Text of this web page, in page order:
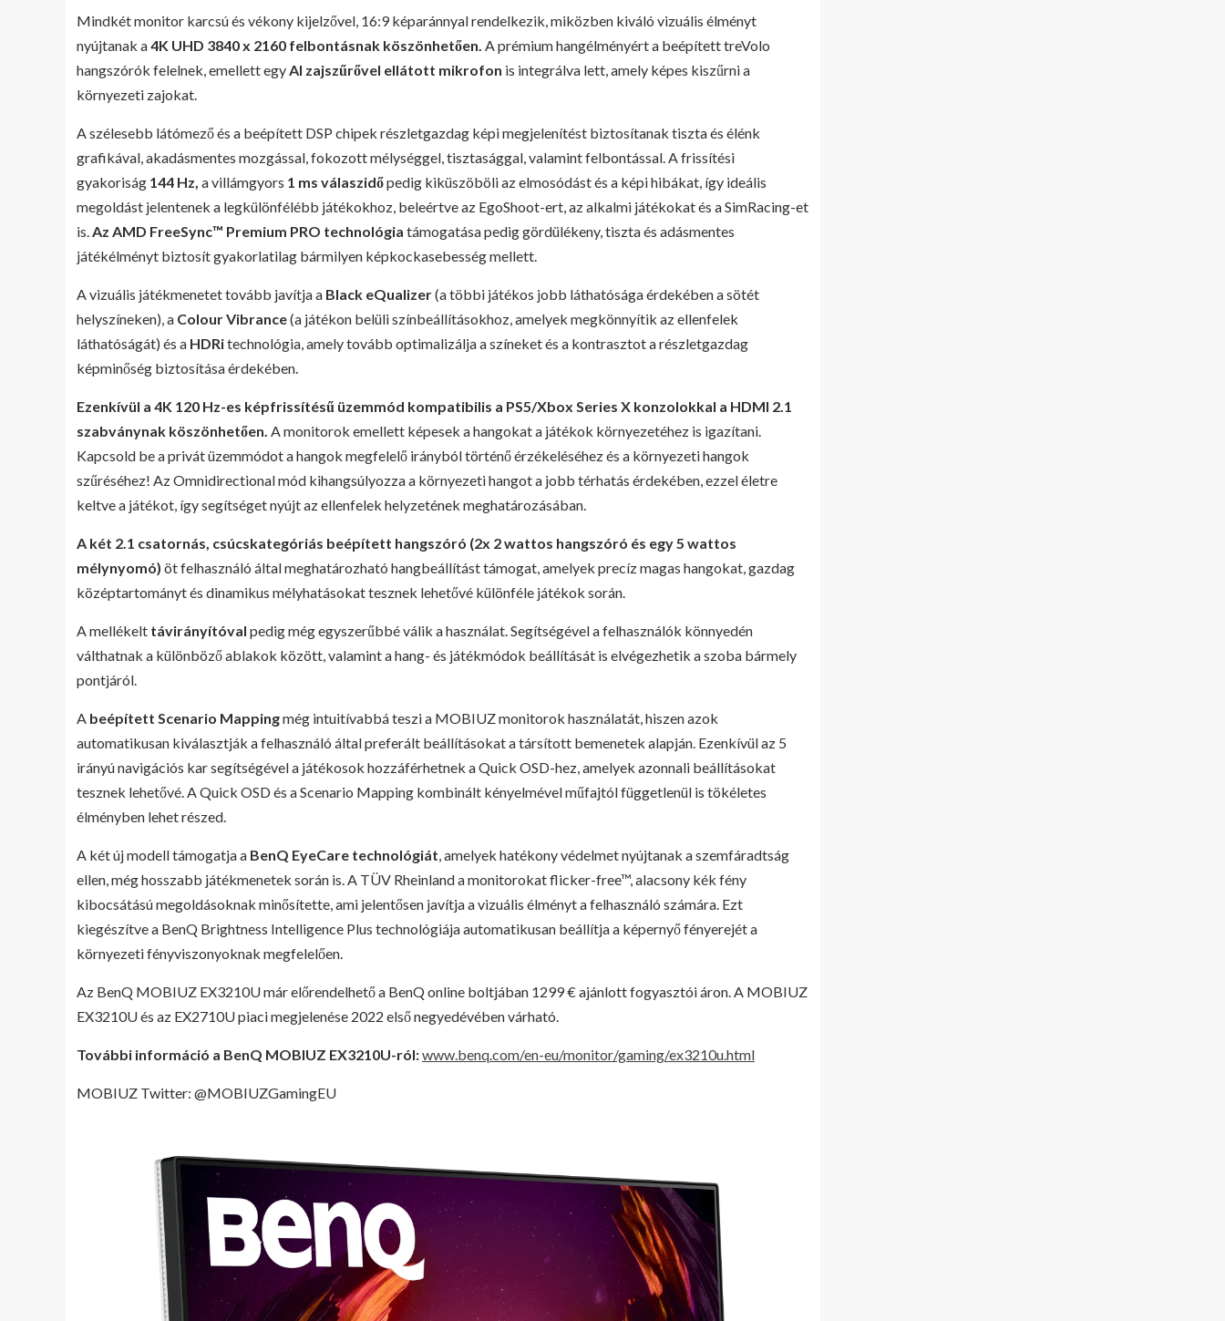
Mindkét monitor karcsú és vékony kijelzővel, 16:9 képaránnyal rendelkezik, miközben kiváló vizuális élményt
nyújtanak a4K UHD 3840 x 2160 felbontásnak köszönhetően. A prémium hangélményért a beépített treVolo
hangszórók felelnek, emellett egyAI zajszűrővel ellátott mikrofon is integrálva lett, amely képes kiszűrni a
környezeti zajokat.
A szélesebb látómező és a beépített DSP chipek részletgazdag képi megjelenítést biztosítanak tiszta és élénk
grafikával, akadásmentes mozgással, fokozott mélységgel, tisztasággal, valamint felbontással. A frissítési
gyakoriság 144 Hz, a villámgyors 1 ms válaszidőpedig kiküszöböli az elmosódást és a képi hibákat, így ideális
megoldást jelentenek a legkülönfélébb játékokhoz, beleértve az EgoShoot-ert, az alkalmi játékokat és a SimRacing-et
is.Az AMD FreeSync™ Premium PRO technológia támogatása pedig gördülékeny, tiszta és adásmentes
játékélményt biztosít gyakorlatilag bármilyen képkockasebesség mellett.
A vizuális játékmenetet tovább javítja a Black eQualizer(a többi játékos jobb láthatósága érdekében a sötét
helyszíneken), a Colour Vibrance(a játékon belüli színbeállításokhoz, amelyek megkönnyítik az ellenfelek
láthatóságát) és a HDRitechnológia, amely tovább optimalizálja a színeket és a kontrasztot a részletgazdag
képminőség biztosítása érdekében.
Ezenkívül a 4K 120 Hz-es képfrissítésű üzemmód kompatibilis a PS5/Xbox Series X konzolokkal a HDMI 2.1
szabványnak köszönhetően. A monitorok emellett képesek a hangokat a játékok környezetéhez is igazítani.
Kapcsold be a privát üzemmódot a hangok megfelelő irányból történő érzékeléséhez és a környezeti hangok
szűréséhez! Az Omnidirectional mód kihangsúlyozza a környezeti hangot a jobb térhatás érdekében, ezzel életre
keltve a játékot, így segítséget nyújt az ellenfelek helyzetének meghatározásában.
A két 2.1 csatornás, csúcskategóriás beépített hangszóró (2x 2 wattos hangszóró és egy 5 wattos
mélynyomó) öt felhasználó által meghatározható hangbeállítást támogat, amelyek precíz magas hangokat, gazdag
középtartományt és dinamikus mélyhatásokat tesznek lehetővé különféle játékok során.
A mellékelt távirányítóval pedig még egyszerűbbé válik a használat. Segítségével a felhasználók könnyedén
válthatnak a különböző ablakok között, valamint a hang- és játékmódok beállítását is elvégezhetik a szoba bármely
pontjáról.
A beépített Scenario Mappingmég intuitívabbá teszi a MOBIUZ monitorok használatát, hiszen azok
automatikusan kiválasztják a felhasználó által preferált beállításokat a társított bemenetek alapján. Ezenkívül az 5
irányú navigációs kar segítségével a játékosok hozzáférhetnek a Quick OSD-hez, amelyek azonnali beállításokat
tesznek lehetővé. A Quick OSD és a Scenario Mapping kombinált kényelmével műfajtól függetlenül is tökéletes
élményben lehet részed.
A két új modell támogatja a BenQ EyeCare technológiát, amelyek hatékony védelmet nyújtanak a szemfáradtság
ellen, még hosszabb játékmenetek során is. A TÜV Rheinland a monitorokat flicker-free™, alacsony kék fény
kibocsátású megoldásoknak minősítette, ami jelentősen javítja a vizuális élményt a felhasználó számára. Ezt
kiegészítve a BenQ Brightness Intelligence Plus technológiája automatikusan beállítja a képernyő fényerejét a
környezeti fényviszonyoknak megfelelően.
Az BenQ MOBIUZ EX3210U már előrendelhető a BenQ online boltjában 1299 € ajánlott fogyasztói áron. A MOBIUZ
EX3210U és az EX2710U piaci megjelenése 2022 első negyedévében várható.
További információ a BenQ MOBIUZ EX3210U-ról:www.benq.com/en-eu/monitor/gaming/ex3210u.html
MOBIUZ Twitter: @MOBIUZGamingEU